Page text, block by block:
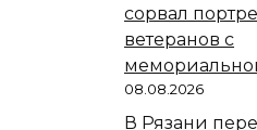
сорвал
ветеранов с
08.08.2026
В Рязани